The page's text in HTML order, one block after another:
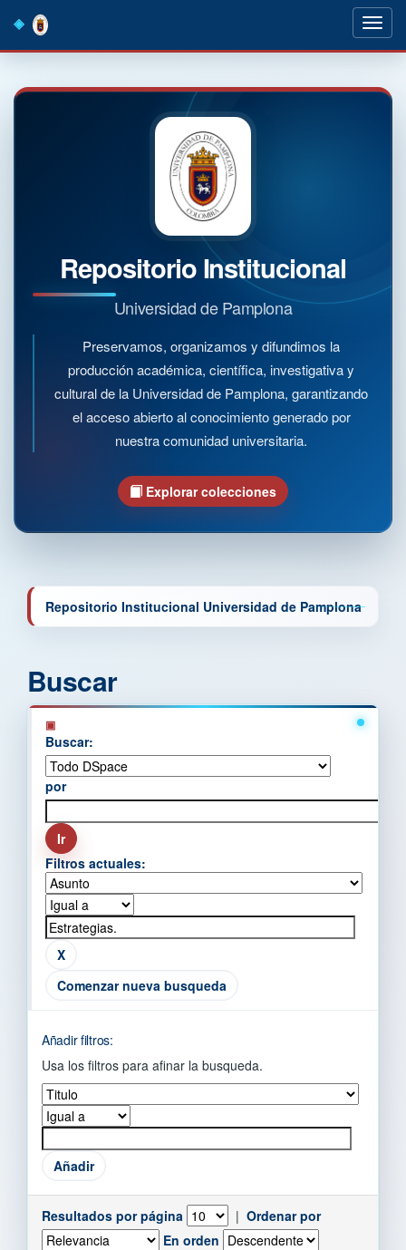
navigation
Repositorio Institucional
Universidad de Pamplona
Preservamos, organizamos y difundimos la
producción académica, científica, investigativa y
cultural de la Universidad de Pamplona, garantizando
el acceso abierto al conocimiento generado por
nuestra comunidad universitaria.
Explorar colecciones
Repositorio Institucional Universidad de Pamplona
Buscar
Buscar:
por
Filtros actuales:
Comenzar nueva busqueda
Añadir filtros:
Usa los filtros para afinar la busqueda.
Resultados por página | Ordenar por
En orden